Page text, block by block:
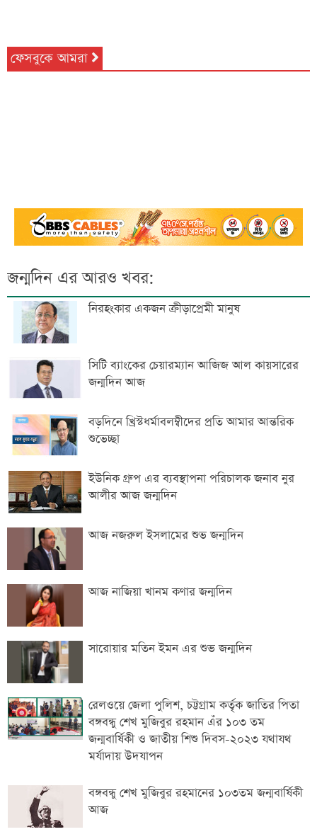
ফেসবুকে আমরা
জন্মদিন এর আরও খবর:
নিরহংকার একজন ক্রীড়াপ্রেমী মানুষ
সিটি ব্যাংকের চেয়ারম্যান আজিজ আল কায়সারের
জন্মদিন আজ
বড়দিনে খ্রিস্টধর্মাবলম্বীদের প্রতি আমার আন্তরিক
শুভেচ্ছা
ইউনিক গ্রুপ এর ব্যবস্থাপনা পরিচালক জনাব নুর
আলীর আজ জন্মদিন
আজ নজরুল ইসলামের শুভ জন্মদিন
আজ নাজিয়া খানম কণার জন্মদিন
সারোয়ার মতিন ইমন এর শুভ জন্মদিন
রেলওয়ে জেলা পুলিশ, চট্টগ্রাম কর্তৃক জাতির পিতা
বঙ্গবন্ধু শেখ মুজিবুর রহমান এঁর ১০৩ তম
জন্মবার্ষিকী ও জাতীয় শিশু দিবস-২০২৩ যথাযথ
মর্যাদায় উদযাপন
বঙ্গবন্ধু শেখ মুজিবুর রহমানের ১০৩তম জন্মবার্ষিকী
আজ